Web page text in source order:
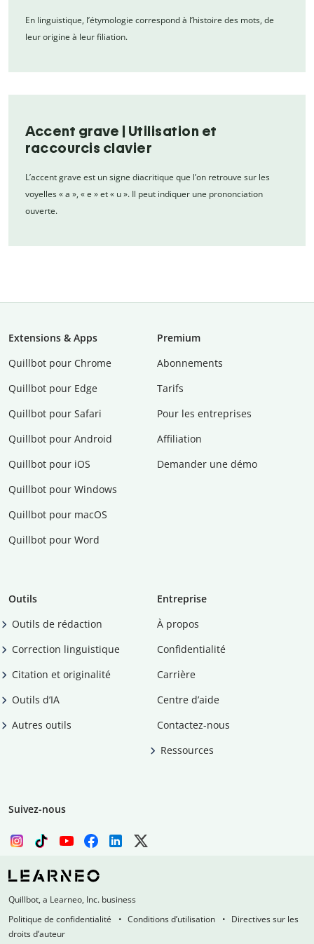
En linguistique, l’étymologie correspond à l’histoire des mots, de
leur origine à leur filiation.
Accent grave | Utilisation et
raccourcis clavier
L’accent grave est un signe diacritique que l’on retrouve sur les
voyelles « a », « e » et « u ». Il peut indiquer une prononciation
ouverte.
Extensions & Apps
Quillbot pour Chrome
Quillbot pour Edge
Quillbot pour Safari
Quillbot pour Android
Quillbot pour iOS
Quillbot pour Windows
Quillbot pour macOS
Quillbot pour Word
Premium
Abonnements
Tarifs
Pour les entreprises
Affiliation
Demander une démo
Outils
Outils de rédaction
Correction linguistique
Citation et originalité
Outils d’IA
Autres outils
Entreprise
À propos
Confidentialité
Carrière
Centre d’aide
Contactez-nous
Ressources
Suivez-nous
Quillbot, a Learneo, Inc. business
Politique de confidentialité
Conditions d’utilisation
Directives sur les
droits d’auteur